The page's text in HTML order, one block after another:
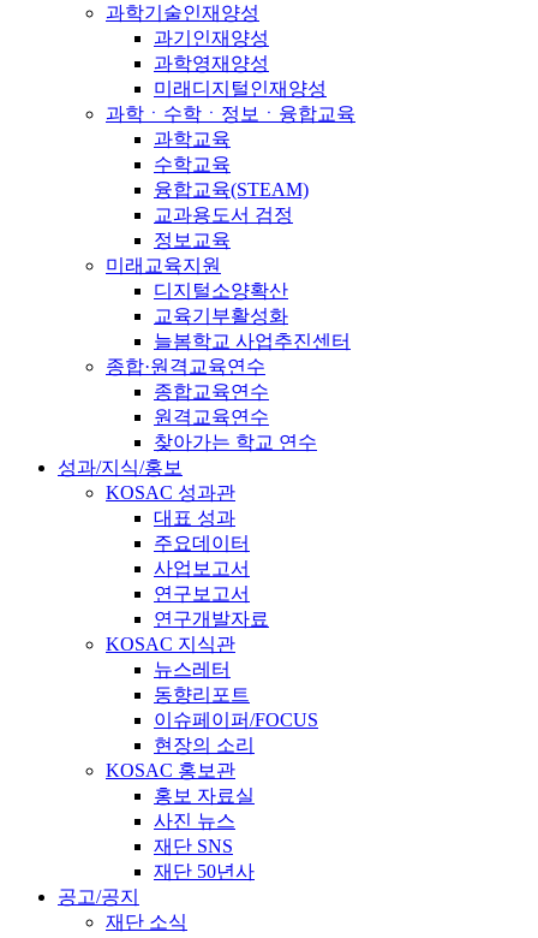
과학기술인재양성
과기인재양성
과학영재양성
미래디지털인재양성
과학ㆍ수학ㆍ정보ㆍ융합교육
과학교육
수학교육
융합교육(STEAM)
교과용도서 검정
정보교육
미래교육지원
디지털소양확산
교육기부활성화
늘봄학교 사업추진센터
종합·원격교육연수
종합교육연수
원격교육연수
찾아가는 학교 연수
성과/지식/홍보
KOSAC 성과관
대표 성과
주요데이터
사업보고서
연구보고서
연구개발자료
KOSAC 지식관
뉴스레터
동향리포트
이슈페이퍼/FOCUS
현장의 소리
KOSAC 홍보관
홍보 자료실
사진 뉴스
재단 SNS
재단 50년사
공고/공지
재단 소식